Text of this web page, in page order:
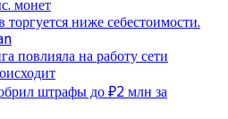
монет
торгуется ниже себестоимости.
повлияла на работу сети
штрафы до ₽2 млн за